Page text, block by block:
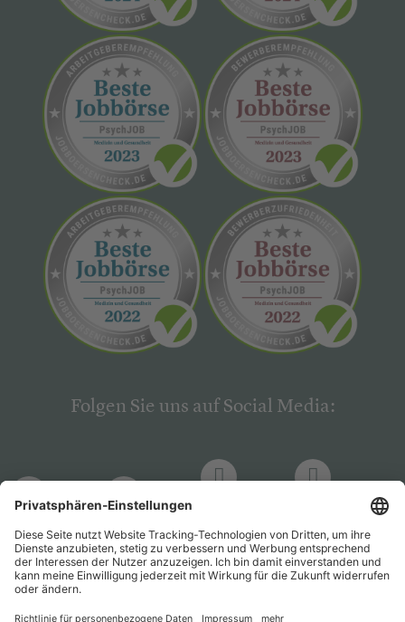
Folgen Sie uns auf Social Media:
PsychJOB PsychJOB
Hogrefe
Verlag
Hogrefe
Verlag